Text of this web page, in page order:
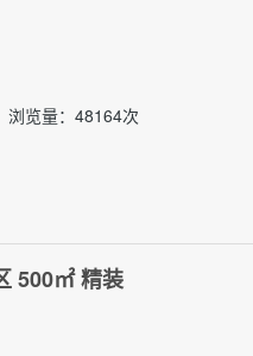
览量：48164次
500㎡ 精装